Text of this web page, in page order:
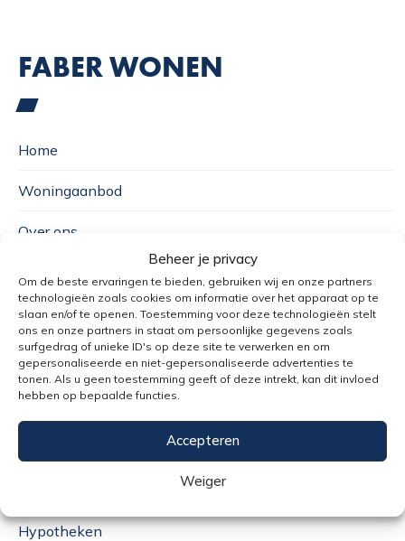
Beheer je privacy
Om de beste ervaringen te bieden, gebruiken wij en onze partners
technologieën zoals cookies om informatie over het apparaat op te
slaan en/of te openen. Toestemming voor deze technologieën stelt
ons en onze partners in staat om persoonlijke gegevens zoals
surfgedrag of unieke ID's op deze site te verwerken en om
gepersonaliseerde en niet-gepersonaliseerde advertenties te
tonen. Als u geen toestemming geeft of deze intrekt, kan dit invloed
hebben op bepaalde functies.
Accepteren
Weiger
FABER WONEN
Home
Woningaanbod
Over ons
Contact
Vacatures
EXPERTISES
Hypotheken